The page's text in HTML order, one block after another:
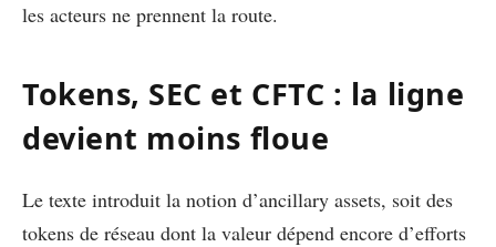
les acteurs ne prennent la route.
Tokens, SEC et CFTC : la ligne
devient moins floue
Le texte introduit la notion d’ancillary assets, soit des
tokens de réseau dont la valeur dépend encore d’efforts